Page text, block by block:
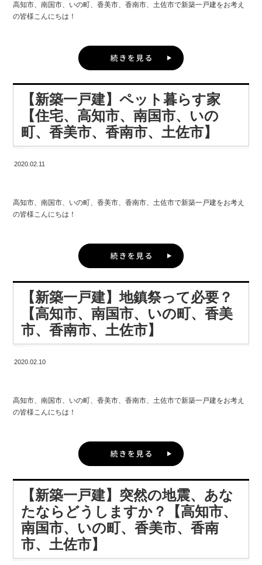
ど大切な情報がまとめられています。
の町、香美市、香南市、土佐市】
の皆様も
きっとご覧になったことがあると思います。
と思ったりしたこともきっとあるはず。
建匠では建築家と一緒に家づくりをするプランがあります。
★デザイン性へのこだわりと性能の両方を高くしたい方へは
デザイン性はもちろん！未来基準の耐震性・耐久性・省エネ
ません。
う事が明確でない方へは
お客様が抱く理想のイメージを打ち合わせでカタチにし且つ
で考え
ただし建築家を選ぶ時に
一般的な建築家はデザイン重視になりがちで住みやすさや断
熱レベルが落ちてしまう‥
なんてことも
しかし
建匠では問題ありません
建築家のプラン×高気密&高断熱の建匠の施工力でデザインと
>朝布団から出るのがつらい。。
エアコンは各部屋にほしい！ect...
暖かい高知県と言えど、冬の寒さは辛い人が多いのではないでしょうか。
そんな方々に朗報です！
実は設計や住宅性能を見直すことで、 光熱費を最小限に抑えているのに、
家中あったか真冬でも半袖で過ごせるお家が出来上がるんです。
建匠ではいち早くそれを取り入れ、
みではなく、 今あるお家をリフォームして、快適なお家にすることも可能
です。
かヒーターが要らなくなった！ お家の中がどこでも暖かくなった！ 脱衣所
も全然寒くない光熱費がやすくなった！ というお声も頂いております！
温度差のないストレスフリーで健康的なお家♪ 高知市、南国市、いの町、
香美市、香南市、土佐市で新築一戸建をお考えの皆さん、興味ありません
か？？
お気軽にお問い合わせ下さい 無料でご相談を受け付けております。 【新築
高知市、南国市、いの町、香美市、香南市、土佐市で新築一戸建をお考え
の皆様こんにちは！
猫好きの方にとって、ネコと一緒に快適に暮らせる住まいづくりって憧れ
「猫を飼うために一戸建ての家が欲しい！」そう考えられている方もいら
っしゃるのではないでしょうか？
では、ネコが快適に暮らせる家を実現するためには、 どのようなポイント
に注意する必要があるのでしょうか。
今回は、愛猫家もネコも暮らしやすい快適な家にするための間取りについ
まずネコと一緒に快適に暮らせる家にするためのポイントは、
というネコの習性について理解することです。
になることを想定しておく必要があります。
また、ネコは体臭よりもトイレの臭いが強烈ですから、 ネコのトイレも人
間のトイレと一緒の場所に置いたり、 丸洗いのできる洗面所や換気扇のあ
る場所を選ぶとよいでしょう。
猫の放し飼いが難しくなった現在、 室内でも猫にストレスを与えずに過ご
してもらうための環境づくりには工夫が必要です。
の皆様、 ネコと一緒に暮らせる住まいづくりって素敵ですよね。 ネコの習
性についてしっかりと理解して、 ネコにとっても猫好きの人にとっても快
【新築一戸建】ペット暮らす家
【住宅、高知市、南国市、いの
町、香美市、香南市、土佐市】
2020.02.11
高知市、南国市、いの町、香美市、香南市、土佐市で新築一戸建をお考え
の皆様こんにちは！
今人気の「ペット」。 今すでに家族の一員で、「マイホームを建てたら、
「マイホームを建てたら、ペットを迎えたい」と夢見ている人もいるは
そこで、高知市、南国市、いの町、香美市、香南市、土佐市で新築一戸建
をお考えの皆様に、 今回は、犬を飼っているご家族にオススメな間取りの
工夫をご紹介します♪
ここからは実際に間取りをご紹介していきます♪
かかります。 ペットの生活スペースには、コルク材を使用したり、コーテ
ィングをしたりするのがオススメです。
しまいます。 そこで、階段を緩やかに設置するなど、途中に踊り場がある
階段形状がさらに安全でしょう。 こうすることで、やわらかい肉球にも負
②快適な空間に必要な間取り 日課の散歩やドッグランで遊ばせた後は足を
洗う必要がありますよね。 でも、そのままで室内に上げるのは気が引け
る・・・
改善 足を洗うための洗い場を、玄関もしくはリビングの窓、 勝手口のいず
【新築一戸建】地鎮祭って必要？
【高知市、南国市、いの町、香美
市、香南市、土佐市】
2020.02.10
高知市、南国市、いの町、香美市、香南市、土佐市で新築一戸建をお考え
の皆様こんにちは！
家を建てる前に、家の安全と繁栄を祈願するために行われる儀式『地鎮
建匠では、何かしらの理由がなければ必ず地鎮祭を行いますが、 最近では
地鎮祭を行わないケースも増えているそうです。
高知市、南国市、いの町、香美市、香南市、土佐市で新築一戸建をお考え
の皆様の中にも、 そこには、出来るだけ無駄なコストは掛けたくない！と
か、
【新築一戸建】突然の地震、あな
たならどうしますか？【高知市、
南国市、いの町、香美市、香南
市、土佐市】